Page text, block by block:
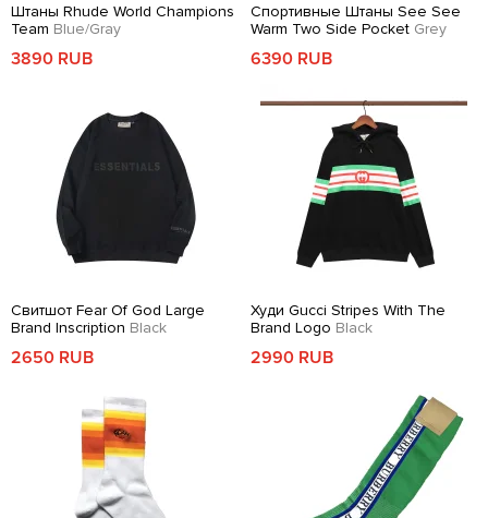
Штаны Rhude World Champions
Team Blue/Gray
3890 RUB
Спортивные Штаны See See
Warm Two Side Pocket Grey
6390 RUB
Свитшот Fear Of God Large
Brand Inscription Black
2650 RUB
Худи Gucci Stripes With The
Brand Logo Black
2990 RUB